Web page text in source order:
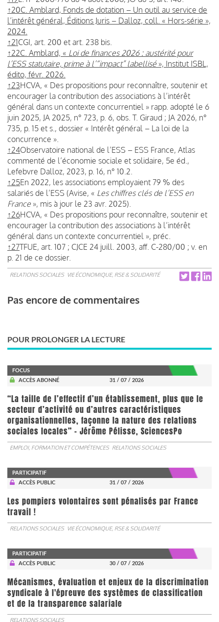
↑20C. Amblard, Fonds de dotation – Un outil au service de
l’intérêt général, Éditions Juris – Dalloz, coll. « Hors-série »,
2024.
↑21CGI, art. 200 et art. 238 bis.
↑22C. Amblard, « Loi de finances 2026 : austérité pour
l’ESS statutaire, prime à l’“impact” labellisé», Institut ISBL,
édito, févr. 2026.
↑23HCVA, « Des propositions pour reconnaître, soutenir et
encourager la contribution des associations à l’intérêt
général dans un contexte concurrentiel » rapp. adopté le 6
juin 2025, JA 2025, n° 723, p. 6, obs. T. Giraud ; JA 2026, n°
735, p. 15 et s., dossier « Intérêt général – La loi de la
concurrence ».
↑24Observatoire national de l’ESS – ESS France, Atlas
commenté de l’économie sociale et solidaire, 5e éd.,
Lefebvre Dalloz, 2023, p. 16, n° 10.2.
↑25En 2022, les associations employaient 79 % des
salariés de l’ESS (Avise, « Les chiffres clés de l’ESS en
France », mis à jour le 23 avr. 2025).
↑26HCVA, « Des propositions pour reconnaître, soutenir et
encourager la contribution des associations à l’intérêt
général dans un contexte concurrentiel », préc.
↑27TFUE, art. 107 ; CJCE 24 juill. 2003, aff. C-280/00 ; v. en
p. 21 de ce dossier.
RELATIONS SOCIALES VIE ÉCONOMIQUE, RSE & SOLIDARITÉ
Pas encore de commentaires
POUR PROLONGER LA LECTURE
FOCUS
ACCÈS ABONNÉ
31 / 07 / 2026
“La taille de l’effectif d’un établissement, plus que le
secteur d’activité ou d’autres caractéristiques
organisationnelles, façonne la nature des relations
sociales locales” - Jérôme Pélisse, SciencesPo
EMPLOI, FORMATION ET COMPÉTENCES RELATIONS SOCIALES
PARTICIPATIF
ACCÈS PUBLIC
31 / 07 / 2026
Les pompiers volontaires sont pénalisés par France
travail !
RELATIONS SOCIALES VIE ÉCONOMIQUE, RSE & SOLIDARITÉ
PARTICIPATIF
ACCÈS PUBLIC
30 / 07 / 2026
Mécanismes, évaluation et enjeux de la discrimination
syndicale à l'épreuve des systèmes de classification
et de la transparence salariale
RELATIONS SOCIALES